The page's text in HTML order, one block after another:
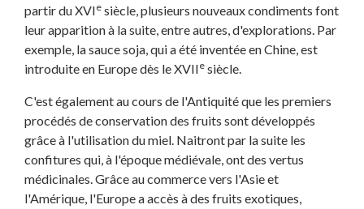
partir du XVIe siècle, plusieurs nouveaux condiments font
leur apparition à la suite, entre autres, d'explorations. Par
exemple, la sauce soja, qui a été inventée en Chine, est
introduite en Europe dès le XVIIe siècle.
C'est également au cours de l'Antiquité que les premiers
procédés de conservation des fruits sont développés
grâce à l'utilisation du miel. Naitront par la suite les
confitures qui, à l'époque médiévale, ont des vertus
médicinales. Grâce au commerce vers l'Asie et
l'Amérique, l'Europe a accès à des fruits exotiques,